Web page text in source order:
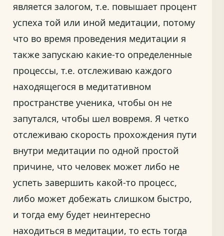
является залогом, т.е. повышает процент
успеха той или иной медитации, потому
что во время проведения медитации я
также запускаю какие-то определенные
процессы, т.е. отслеживаю каждого
находящегося в медитативном
пространстве ученика, чтобы он не
запутался, чтобы шел вовремя. Я четко
отслеживаю скорость прохождения пути
внутри медитации по одной простой
причине, что человек может либо не
успеть завершить какой-то процесс,
либо может добежать слишком быстро,
и тогда ему будет неинтересно
находиться в медитации, то есть тогда